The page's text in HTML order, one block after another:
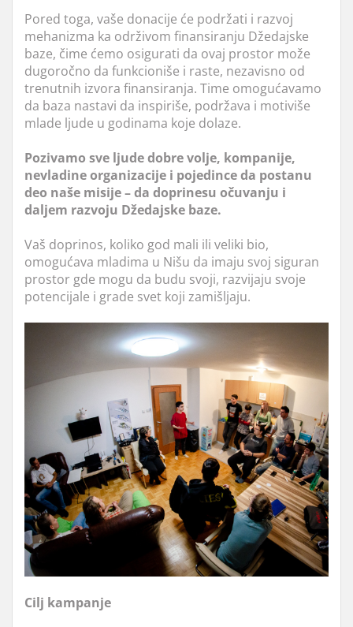
Pored toga, vaše donacije će podržati i razvoj
mehanizma ka održivom finansiranju Džedajske
baze, čime ćemo osigurati da ovaj prostor može
dugoročno da funkcioniše i raste, nezavisno od
trenutnih izvora finansiranja. Time omogućavamo
da baza nastavi da inspiriše, podržava i motiviše
mlade ljude u godinama koje dolaze.
Pozivamo sve ljude dobre volje, kompanije,
nevladine organizacije i pojedince da postanu
deo naše misije – da doprinesu očuvanju i
daljem razvoju Džedajske baze.
Vaš doprinos, koliko god mali ili veliki bio,
omogućava mladima u Nišu da imaju svoj siguran
prostor gde mogu da budu svoji, razvijaju svoje
potencijale i grade svet koji zamišljaju.
Cilj kampanje